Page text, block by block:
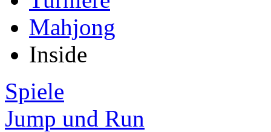
Mahjong
Inside
Spiele
Jump und Run